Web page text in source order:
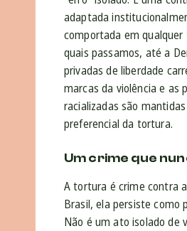
adaptada
comportada em
quais passamos, até a
privadas de liberdade
marcas da violência e as
racializadas são
preferencial da tortura.
Um crime que
A tortura é crime contra
Brasil, ela persiste como
Não é um ato isolado de